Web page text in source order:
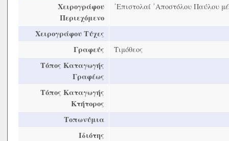
Χειρογράφου
Περιεχόμενο
᾿Επιστολαί ᾿Αποστόλου Παύλου
Χειρογράφου Τύχες
Γραφεύς
Τιμόθεος
Τόπος Καταγωγής
Γραφέως
Τόπος Καταγωγής
Κτήτορος
Τοπωνύμια
Ιδιότης